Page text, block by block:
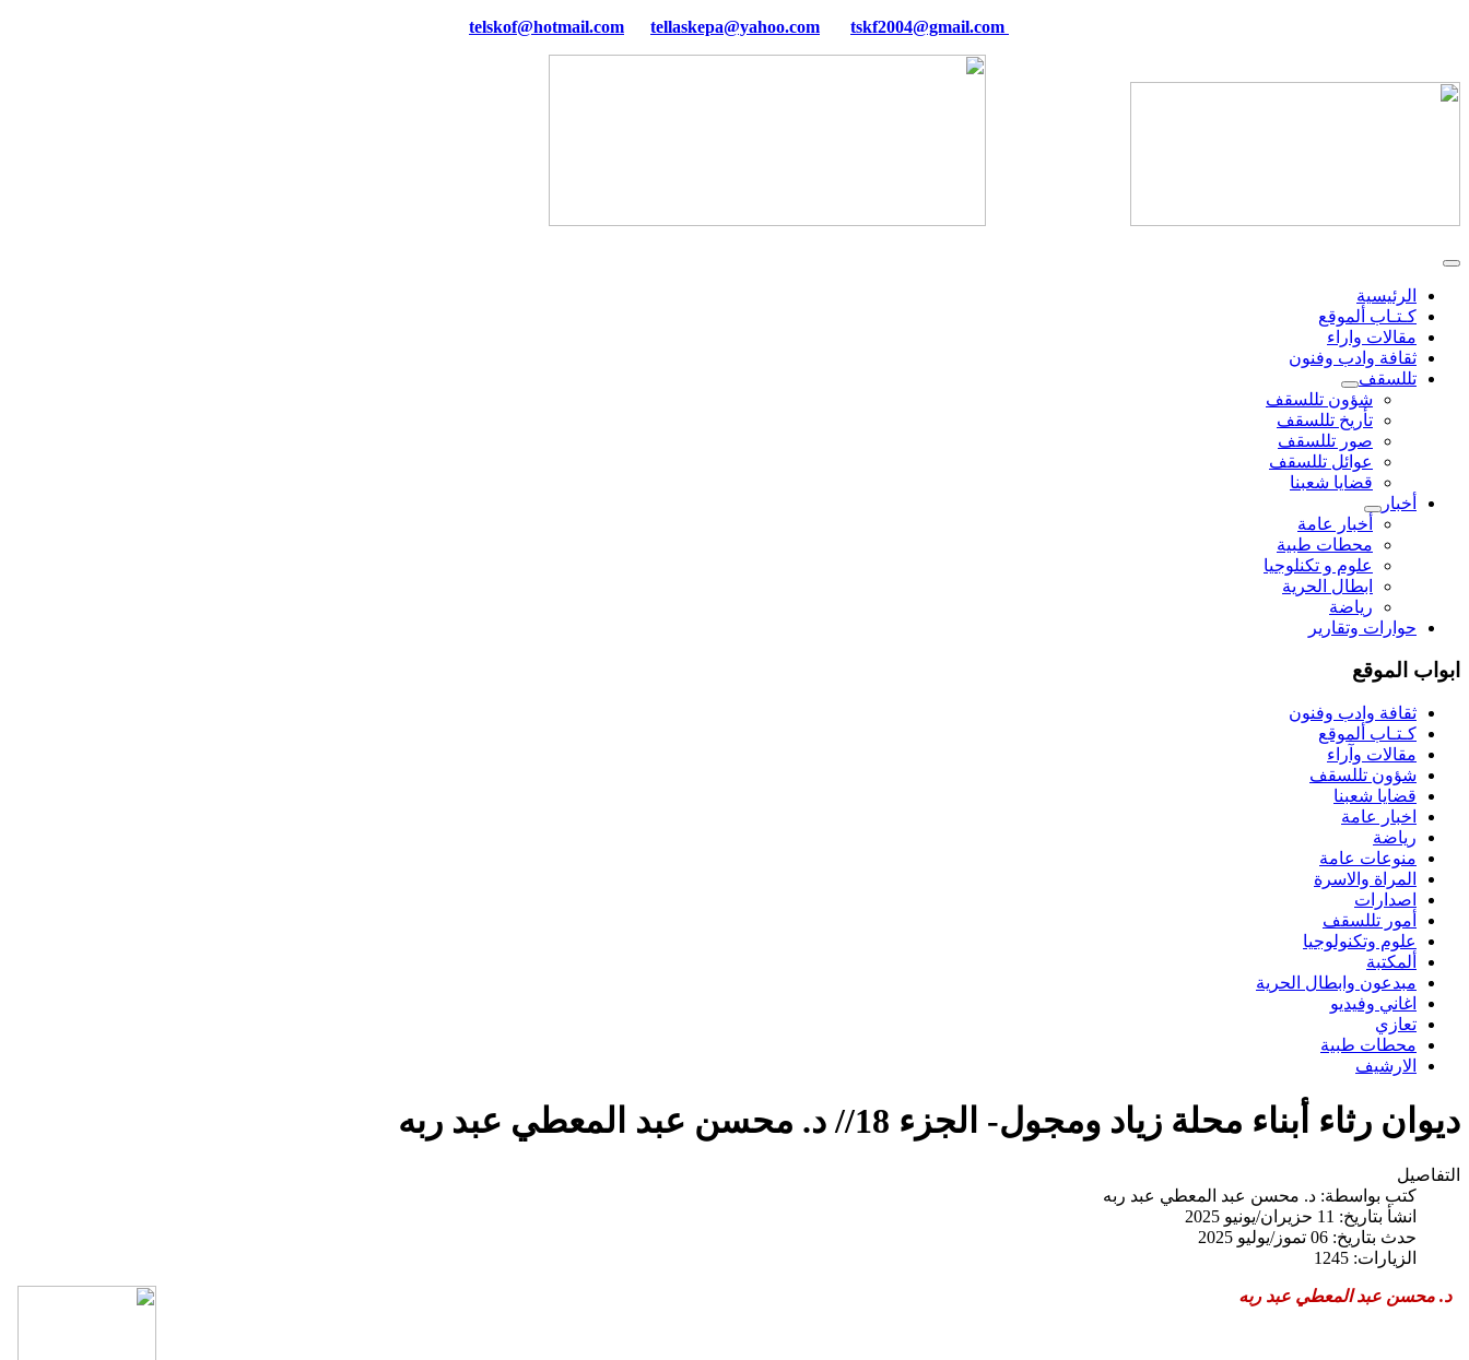
tellaskepa@yahoo.com tskf2004@gmail.com
الرئيسية
كـتـاب ألموقع
مقالات واراء
ثقافة وادب وفنون
تللسقف
شؤون تللسقف
تأريخ تللسقف
صور تللسقف
عوائل تللسقف
قضايا شعبنا
أخبار
أخبار عامة
محطات طبية
علوم و تکنلوجیا
ابطال الحرية
رياضة
حوارات وتقارير
ابواب الموقع
ثقافة وادب وفنون
كـتـاب ألموقع
مقالات وآراء
شؤون تللسقف
قضايا شعبنا
اخبار عامة
رياضة
منوعات عامة
المراة والاسرة
اصدارات
أمور تللسقف
علوم وتكنولوجيا
ألمكتبة
مبدعون وابطال الحرية
اغاني وفيديو
تعازي
محطات طبية
الارشيف
ديوان رثاء أبناء محلة زياد ومجول- الجزء 18// د. محسن عبد المعطي عبد ربه
التفاصيل
كتب بواسطة: د. محسن عبد المعطي عبد ربه
انشأ بتاريخ: 11 حزيران/يونيو 2025
حدث بتاريخ: 06 تموز/يوليو 2025
الزيارات: 1245
د. محسن عبد المعطي عبد ربه